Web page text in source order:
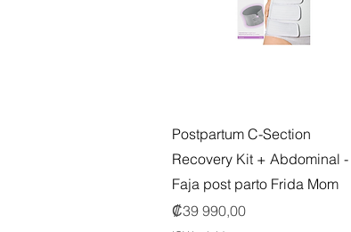
Vista rápida
Postpartum C-Section
Recovery Kit + Abdominal -
Faja post parto Frida Mom
Precio
₡39 990,00